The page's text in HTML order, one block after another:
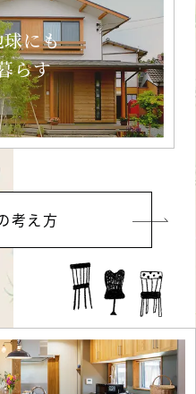
にも
らす
考え方